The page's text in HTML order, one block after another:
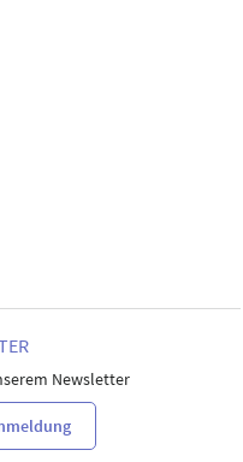
Newsletter